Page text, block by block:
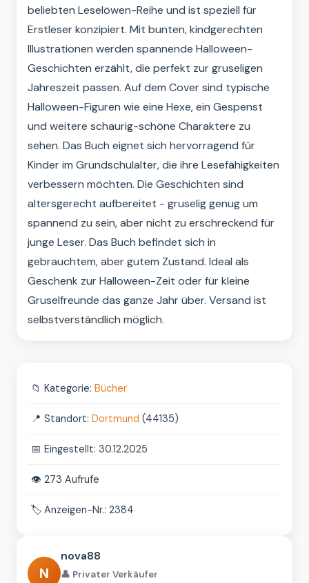
beliebten Leselöwen-Reihe und ist speziell für
Erstleser konzipiert. Mit bunten, kindgerechten
Illustrationen werden spannende Halloween-
Geschichten erzählt, die perfekt zur gruseligen
Jahreszeit passen. Auf dem Cover sind typische
Halloween-Figuren wie eine Hexe, ein Gespenst
und weitere schaurig-schöne Charaktere zu
sehen. Das Buch eignet sich hervorragend für
Kinder im Grundschulalter, die ihre Lesefähigkeiten
verbessern möchten. Die Geschichten sind
altersgerecht aufbereitet - gruselig genug um
spannend zu sein, aber nicht zu erschreckend für
junge Leser. Das Buch befindet sich in
gebrauchtem, aber gutem Zustand. Ideal als
Geschenk zur Halloween-Zeit oder für kleine
Gruselfreunde das ganze Jahr über. Versand ist
selbstverständlich möglich.
📁 Kategorie: Bücher
📍 Standort: Dortmund (44135)
📅 Eingestellt: 30.12.2025
👁️ 273 Aufrufe
🏷️ Anzeigen-Nr.: 2384
N
nova88
👤 Privater Verkäufer